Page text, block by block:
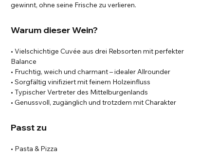
gewinnt, ohne seine Frische zu verlieren.
Warum dieser Wein?
• Vielschichtige Cuvée aus drei Rebsorten mit perfekter
Balance
• Fruchtig, weich und charmant – idealer Allrounder
• Sorgfältig vinifiziert mit feinem Holzeinfluss
• Typischer Vertreter des Mittelburgenlands
• Genussvoll, zugänglich und trotzdem mit Charakter
Passt zu
• Pasta & Pizza